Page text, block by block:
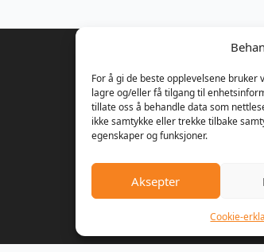
For å gi de beste opplevelsene
lagre og/eller få tilgang til
tillate oss å behandle data som
ikke samtykke eller trekke tilbake
egenskaper og funksjoner.
Aksepter
Cookie-
Om oss
Våren 1989 bestemte Ulrik
Dagfinn Hansen seg for å
gressklippere. Bedriften fikk
Hagemaskiner AS, og
gamle landhandelen på